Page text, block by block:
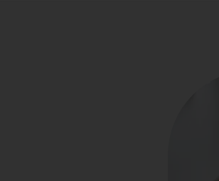
Wissenschaftlicher